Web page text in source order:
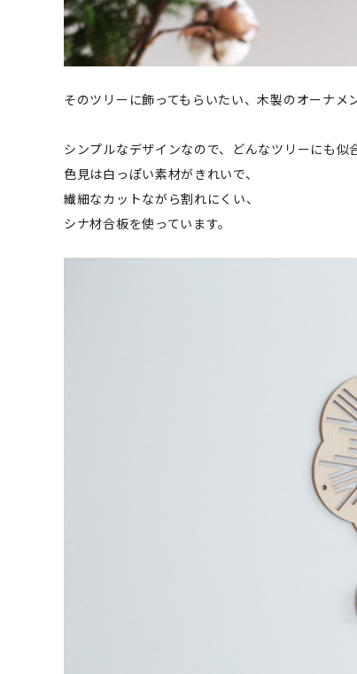
そのツリーに飾ってもらいたい、木製のオーナメ
シンプルなデザインなので、どんなツリーにも似
色見は白っぽい素材がきれいで、
繊細なカットながら割れにくい、
シナ材合板を使っています。